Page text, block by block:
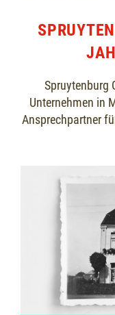
Spruytenburg
Unternehmen in
Ansprechpartner